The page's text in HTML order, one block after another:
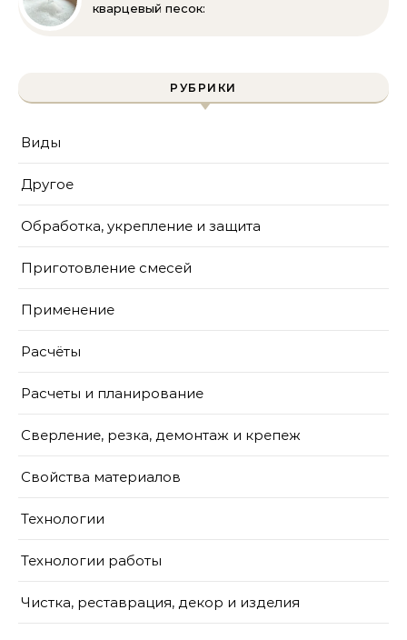
кварцевый песок:
РУБРИКИ
Виды
Другое
Обработка, укрепление и защита
Приготовление смесей
Применение
Расчёты
Расчеты и планирование
Сверление, резка, демонтаж и крепеж
Свойства материалов
Технологии
Технологии работы
Чистка, реставрация, декор и изделия